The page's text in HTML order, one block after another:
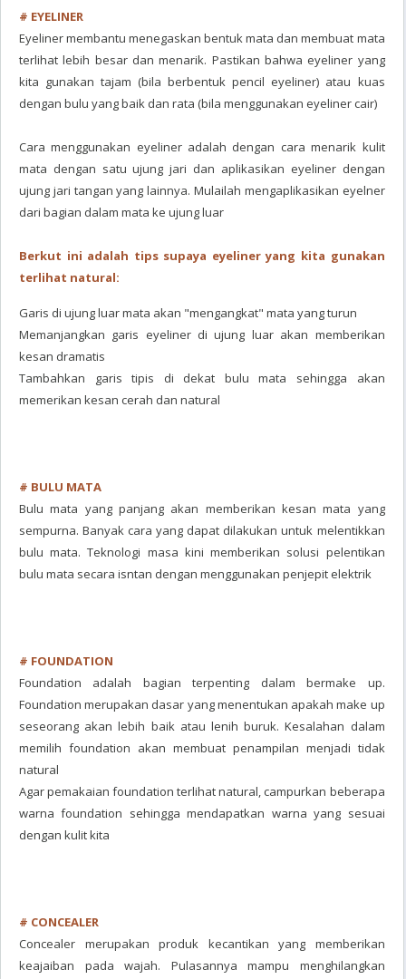
# EYELINER
Eyeliner membantu menegaskan bentuk mata dan membuat mata
terlihat lebih besar dan menarik. Pastikan bahwa eyeliner yang
kita gunakan tajam (bila berbentuk pencil eyeliner) atau kuas
dengan bulu yang baik dan rata (bila menggunakan eyeliner cair)
Cara menggunakan eyeliner adalah dengan cara menarik kulit
mata dengan satu ujung jari dan aplikasikan eyeliner dengan
ujung jari tangan yang lainnya. Mulailah mengaplikasikan eyelner
dari bagian dalam mata ke ujung luar
Berkut ini adalah tips supaya eyeliner yang kita gunakan
terlihat natural:
Garis di ujung luar mata akan "mengangkat" mata yang turun
Memanjangkan garis eyeliner di ujung luar akan memberikan
kesan dramatis
Tambahkan garis tipis di dekat bulu mata sehingga akan
memerikan kesan cerah dan natural
# BULU MATA
Bulu mata yang panjang akan memberikan kesan mata yang
sempurna. Banyak cara yang dapat dilakukan untuk melentikkan
bulu mata. Teknologi masa kini memberikan solusi pelentikan
bulu mata secara isntan dengan menggunakan penjepit elektrik
# FOUNDATION
Foundation adalah bagian terpenting dalam bermake up.
Foundation merupakan dasar yang menentukan apakah make up
seseorang akan lebih baik atau lenih buruk. Kesalahan dalam
memilih foundation akan membuat penampilan menjadi tidak
natural
Agar pemakaian foundation terlihat natural, campurkan beberapa
warna foundation sehingga mendapatkan warna yang sesuai
dengan kulit kita
# CONCEALER
Concealer merupakan produk kecantikan yang memberikan
keajaiban pada wajah. Pulasannya mampu menghilangkan